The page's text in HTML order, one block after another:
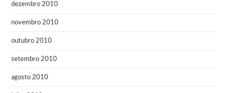
dezembro 2010
novembro 2010
outubro 2010
setembro 2010
agosto 2010